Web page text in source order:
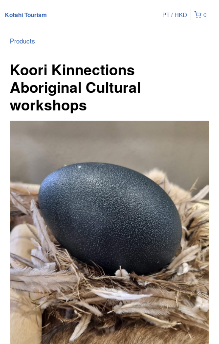
Kotahi Tourism 0
PT HKD
Products
Koori Kinnections
Aboriginal Cultural
workshops